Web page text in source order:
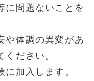
に問題ないことを
や体調の異変があ
ださい。
加入します。